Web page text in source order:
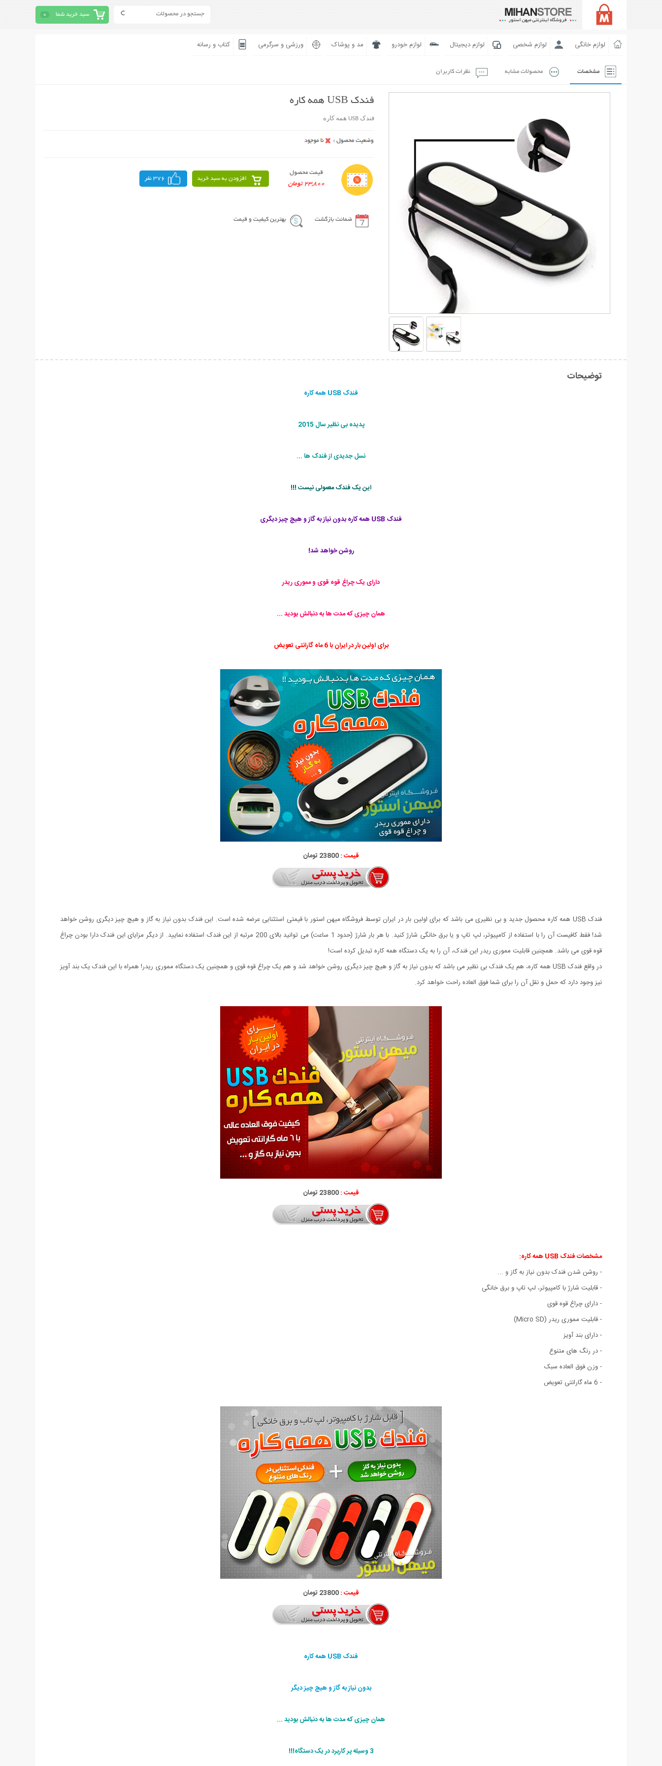
سبد خرید شما 0
لوازم خانگی لوازم شخصی لوازم دیجیتال لوازم خودرو مد و پوشاک ورزشی و سرگرمی کتاب و رسانه
مشخصات محصولات مشابه نظرات کاربران
فندک USB همه کاره
فندک USB همه کاره
قیمت محصول
23,800 تومان
افزودن به سبد خرید 376 نفر
ضمانت بازگشت بهترین کیفیت و قیمت
توضیحات
فندک USB همه کاره
پدیده بی نظیر سال 2015
نسل جدیدی از فندک ها ...
این یک فندک معمولی نیست !!!
فندک USB همه کاره بدون نیاز به گاز و هیچ چیز دیگری
روشن خواهد شد!
دارای یک چراغ قوه قوی و مموری ریدر
همان چیزی که مدت ها به دنبالش بودید ...
برای اولین بار در ایران با 6 ماه گارانتی تعویض
قیمت :23800 تومان
فندک USB همه کاره محصول جدید و بی نظیری می باشد که برای اولین بار در ایران توسط فروشگاه میهن استور با قیمتی استثنایی عرضه شده است. این فندک بدون نیاز به گاز و هیچ چیز دیگری روشن خواهد
شد! فقط کافیست آن را با استفاده از کامپیوتر، لپ تاپ و یا برق خانگی شارژ کنید. با هر بار شارژ (حدود 1 ساعت) می توانید بالای 200 مرتبه از این فندک استفاده نمایید. از دیگر مزایای این فندک دارا بودن چراغ
قوه قوی می باشد. همچنین قابلیت مموری ریدر این فندک، آن را به یک دستگاه همه کاره تبدیل کرده است!
در واقع فندک USB همه کاره، هم یک فندک بی نظیر می باشد که بدون نیاز به گاز و هیچ چیز دیگری روشن خواهد شد و هم یک چراغ قوه قوی و همچنین یک دستگاه مموری ریدر! همراه با این فندک یک بند آویز
نیز وجود دارد که حمل و نقل آن را برای شما فوق العاده راحت خواهد کرد.
قیمت :23800 تومان
مشخصات فندک USB همه کاره:
- روشن شدن فندک بدون نیاز به گاز و ...
- قابلیت شارژ با کامپیوتر، لپ تاپ و برق خانگی
- دارای چراغ قوه قوی
- قابلیت مموری ریدر (Micro SD)
- دارای بند آویز
- در رنگ های متنوع
- وزن فوق العاده سبک
- 6 ماه گارانتی تعویض
قیمت :23800 تومان
فندک USB همه کاره
بدون نیاز به گاز و هیچ چیز دیگر
همان چیزی که مدت ها به دنبالش بودید ...
3 وسیله پر کاربرد در یک دستگاه!!!